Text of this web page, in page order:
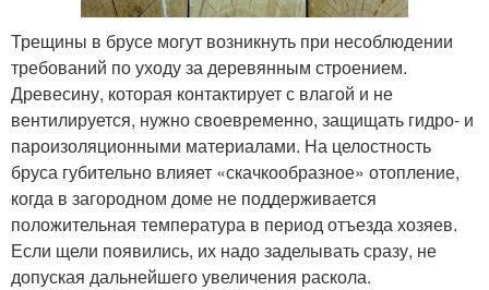
Трещины в брусе могут возникнуть при несоблюдении
требований по уходу за деревянным строением.
Древесину, которая контактирует с влагой и не
вентилируется, нужно своевременно, защищать гидро- и
пароизоляционными материалами. На целостность
бруса губительно влияет «скачкообразное» отопление,
когда в загородном доме не поддерживается
положительная температура в период отъезда хозяев.
Если щели появились, их надо заделывать сразу, не
допуская дальнейшего увеличения раскола.